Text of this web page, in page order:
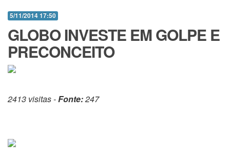
5/11/2014 17:50
GLOBO INVESTE EM GOLPE E
PRECONCEITO
2413 visitas -Fonte:247